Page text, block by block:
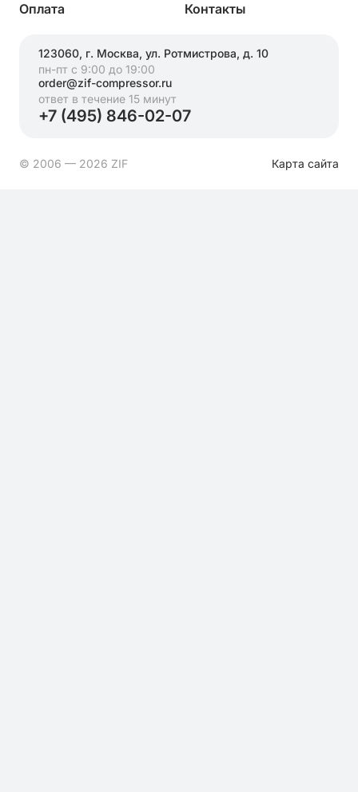
Оплата
Контакты
123060, г. Москва, ул. Ротмистрова, д. 10
пн-пт с 9:00 до 19:00
order@zif-compressor.ru
ответ в течение 15 минут
+7 (495) 846-02-07
© 2006 — 2026 ZIF Карта сайта